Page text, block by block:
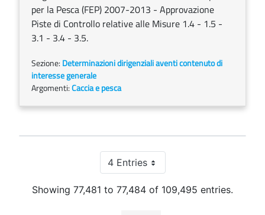
per la Pesca (FEP) 2007-2013 - Approvazione
Piste di Controllo relative alle Misure 1.4 - 1.5 -
3.1 - 3.4 - 3.5.
Sezione: Determinazioni dirigenziali aventi contenuto di
interesse generale
Argomenti:Caccia e pesca
4 EntriesPer Page
Showing 77,481 to 77,484 of 109,495 entries.